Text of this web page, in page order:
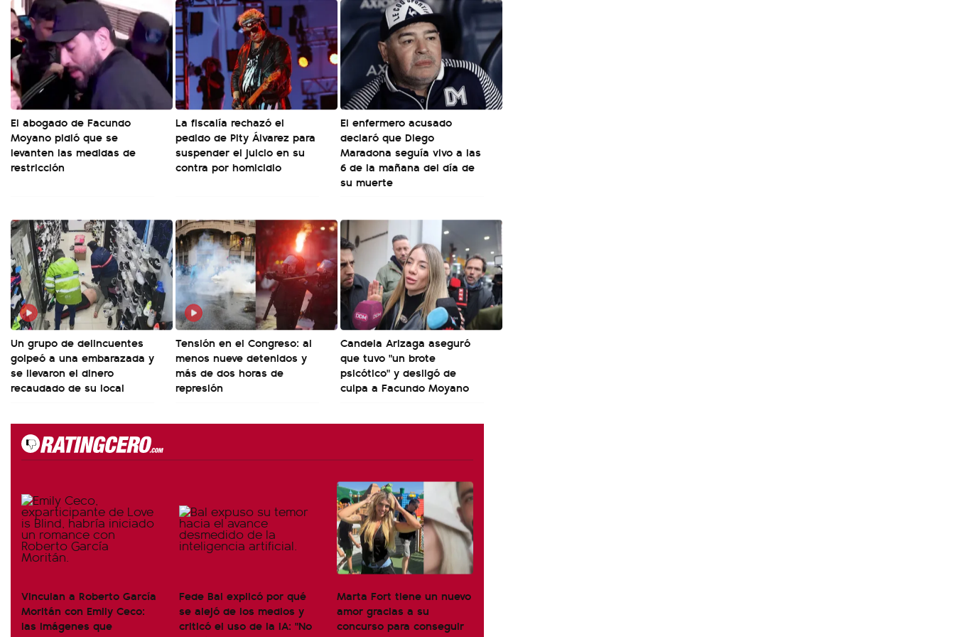
El abogado de Facundo
Moyano pidió que se
levanten las medidas de
restricción
La fiscalía rechazó el
pedido de Pity Álvarez para
suspender el juicio en su
contra por homicidio
El enfermero acusado
declaró que Diego
Maradona seguía vivo a las
6 de la mañana del día de
su muerte
Un grupo de delincuentes
golpeó a una embarazada y
se llevaron el dinero
recaudado de su local
Tensión en el Congreso: al
menos nueve detenidos y
más de dos horas de
represión
Candela Arizaga aseguró
que tuvo "un brote
psicótico" y desligó de
culpa a Facundo Moyano
Vinculan a Roberto García
Moritán con Emily Ceco:
las imágenes que
Fede Bal explicó por qué
se alejó de los medios y
criticó el uso de la IA: "No
Marta Fort tiene un nuevo
amor gracias a su
concurso para conseguir